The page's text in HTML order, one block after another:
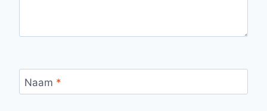
Naam *